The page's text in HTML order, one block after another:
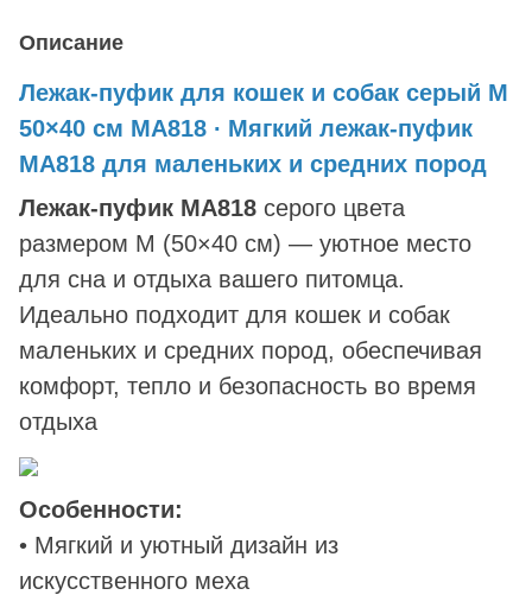
Описание
Лежак-пуфик для кошек и собак серый M
50×40 см MA818 ∙ Мягкий лежак-пуфик
MA818 для маленьких и средних пород
Лежак-пуфик MA818 серого цвета
размером M (50×40 см) — уютное место
для сна и отдыха вашего питомца.
Идеально подходит для кошек и собак
маленьких и средних пород, обеспечивая
комфорт, тепло и безопасность во время
отдыха
Особенности:
• Мягкий и уютный дизайн из
искусственного меха